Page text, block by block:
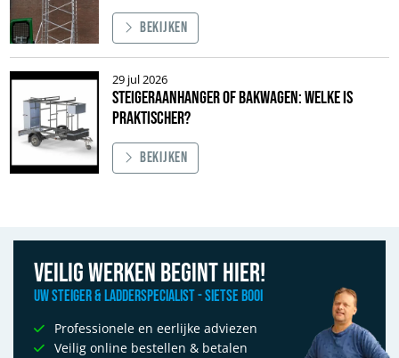
Bekijken
29 jul 2026
Steigeraanhanger of bakwagen: welke is
praktischer?
Bekijken
Veilig werken begint hier!
Uw Steiger & Ladderspecialist - Sietse Booi
Professionele en eerlijke adviezen
Veilig online bestellen & betalen